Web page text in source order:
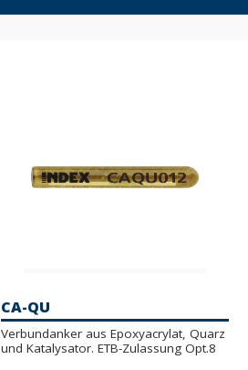
CA-QU
Verbundanker aus Epoxyacrylat, Quarz
und Katalysator. ETB-Zulassung Opt.8